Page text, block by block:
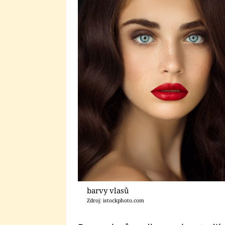
barvy vlasů
Zdroj: istockphoto.com